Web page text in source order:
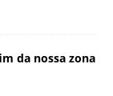
da nossa zona